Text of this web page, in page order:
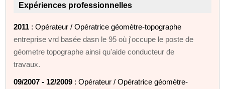
Expériences professionnelles
2011 : Opérateur / Opératrice géomètre-topographe
entreprise vrd basée dasn le 95 où j'occupe le poste de
géometre topographe ainsi qu'aide conducteur de
travaux.
09/2007 - 12/2009 : Opérateur / Opératrice géomètre-